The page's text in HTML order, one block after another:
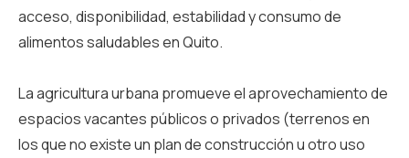
acceso, disponibilidad, estabilidad y consumo de
alimentos saludables en Quito.
La agricultura urbana promueve el aprovechamiento de
espacios vacantes públicos o privados (terrenos en
los que no existe un plan de construcción u otro uso